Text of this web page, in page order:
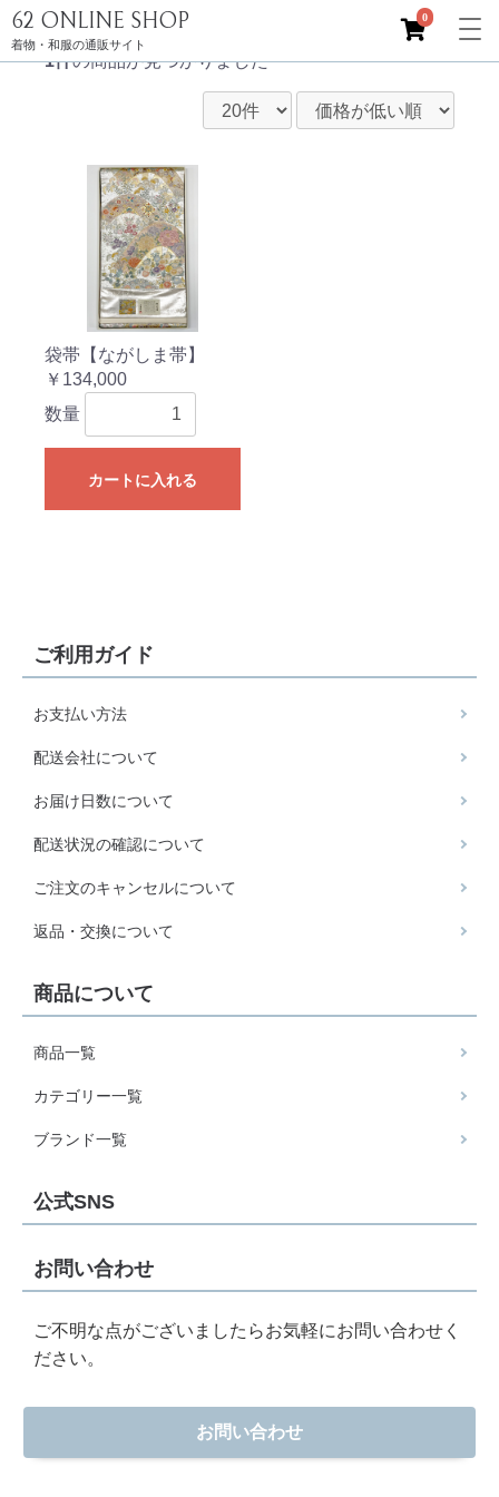
62 ONLINE SHOP
着物・和服の通販サイト
0
全て | ブランド | 長嶋成織物
1件の商品が見つかりました
袋帯【ながしま帯】
￥134,000
数量
カートに入れる
ご利用ガイド
お支払い方法
配送会社について
お届け日数について
配送状況の確認について
ご注文のキャンセルについて
返品・交換について
商品について
商品一覧
カテゴリー一覧
ブランド一覧
公式SNS
お問い合わせ
ご不明な点がございましたらお気軽にお問い合わせく
ださい。
お問い合わせ